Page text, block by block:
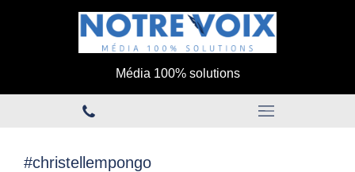
Média 100% solutions
#christellempongo